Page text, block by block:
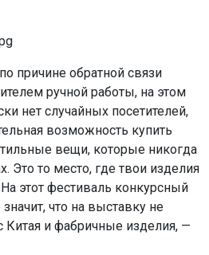
причине обратной связи
ручной работы, на этом
нет случайных посетителей,
возможность купить
вещи, которые никогда
Это то место, где твои изделия
этот фестиваль конкурсный
что на выставку не
Китая и фабричные изделия, —